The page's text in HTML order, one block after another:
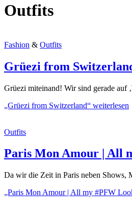
Outfits
Fashion & Outfits
Grüezi from
Grüezi miteinand! Wir sind gerade auf
„Grüezi from Switzerland“ weiterlesen
Outfits
Paris Mon Amour | All
Da wir die Zeit in Paris neben Shows,
„Paris Mon Amour | All my #PFW